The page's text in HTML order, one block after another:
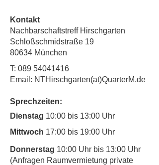
Kontakt
Nachbarschaftstreff Hirschgarten
Schloßschmidstraße 19
80634 München
T: 089 54041416
Email: NTHirschgarten(at)QuarterM.de
Sprechzeiten:
Dienstag 10:00 bis 13:00 Uhr
Mittwoch 17:00 bis 19:00 Uhr
Donnerstag 10:00 Uhr bis 13:00 Uhr
(Anfragen Raumvermietung private